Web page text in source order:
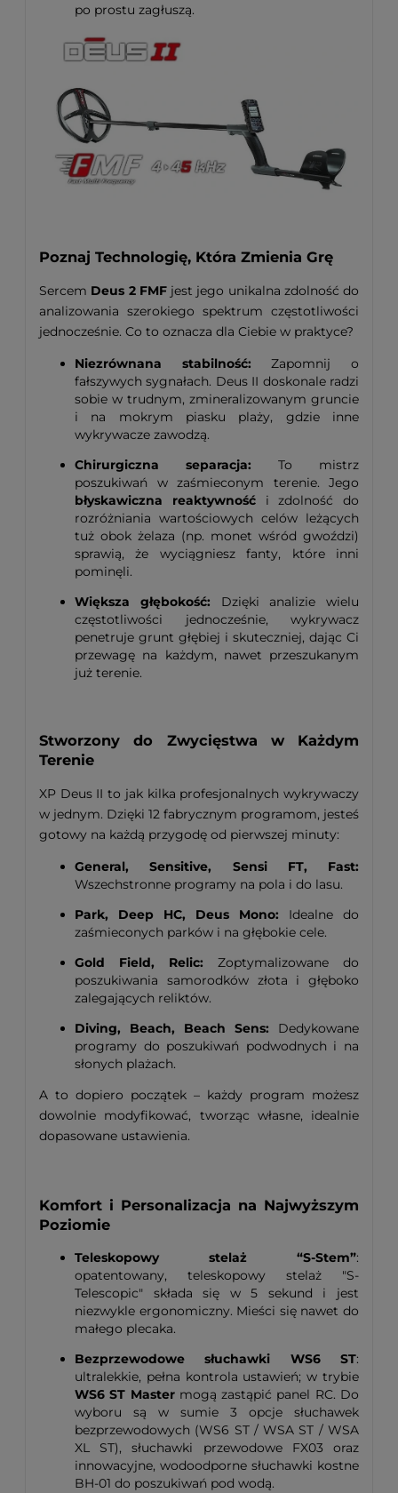
po prostu zagłuszą.
Poznaj Technologię, Która Zmienia Grę
Sercem Deus 2 FMFjest jego unikalna zdolność do
analizowania szerokiego spektrum częstotliwości
jednocześnie. Co to oznacza dla Ciebie w praktyce?
Niezrównana stabilność: Zapomnij o
fałszywych sygnałach. Deus II doskonale radzi
sobie w trudnym, zmineralizowanym gruncie
i na mokrym piasku plaży, gdzie inne
wykrywacze zawodzą.
Chirurgiczna separacja: To mistrz
poszukiwań w zaśmieconym terenie. Jego
błyskawiczna reaktywnośći zdolność do
rozróżniania wartościowych celów leżących
tuż obok żelaza (np. monet wśród gwoździ)
sprawią, że wyciągniesz fanty, które inni
pominęli.
Większa głębokość: Dzięki analizie wielu
częstotliwości jednocześnie, wykrywacz
penetruje grunt głębiej i skuteczniej, dając Ci
przewagę na każdym, nawet przeszukanym
już terenie.
Stworzony do Zwycięstwa w Każdym
Terenie
XP Deus II to jak kilka profesjonalnych wykrywaczy
w jednym. Dzięki 12 fabrycznym programom, jesteś
gotowy na każdą przygodę od pierwszej minuty:
General, Sensitive, Sensi FT, Fast:
Wszechstronne programy na pola i do lasu.
Park, Deep HC, Deus Mono: Idealne do
zaśmieconych parków i na głębokie cele.
Gold Field, Relic: Zoptymalizowane do
poszukiwania samorodków złota i głęboko
zalegających reliktów.
Diving, Beach, Beach Sens: Dedykowane
programy do poszukiwań podwodnych i na
słonych plażach.
A to dopiero początek – każdy program możesz
dowolnie modyfikować, tworząc własne, idealnie
dopasowane ustawienia.
Komfort i Personalizacja na Najwyższym
Poziomie
Teleskopowy stelaż “S-Stem”:
opatentowany, teleskopowy stelaż "S-
Telescopic" składa się w 5 sekund i jest
niezwykle ergonomiczny. Mieści się nawet do
małego plecaka.
Bezprzewodowe słuchawki WS6 ST:
ultralekkie, pełna kontrola ustawień; w trybie
WS6 ST Mastermogą zastąpić panel RC. Do
wyboru są w sumie 3 opcje słuchawek
bezprzewodowych (WS6 ST / WSA ST / WSA
XL ST), słuchawki przewodowe FX03 oraz
innowacyjne, wodoodporne słuchawki kostne
BH-01 do poszukiwań pod wodą.